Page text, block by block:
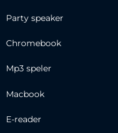
Party speaker
Chromebook
Mp3 speler
Macbook
E-reader